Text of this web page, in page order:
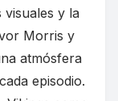
visuales y la
Morris y
atmósfera
episodio.